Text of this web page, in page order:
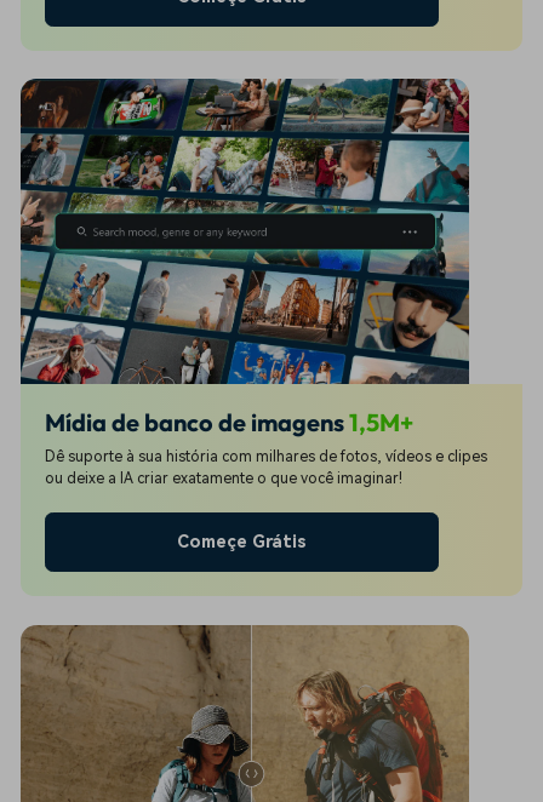
Mídia de banco de imagens1,5M+
Dê suporte à sua história com milhares de fotos, vídeos e clipes
ou deixe a IA criar exatamente o que você imaginar!
Começe Grátis